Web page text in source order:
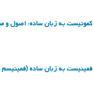
کمونیست به زبان ساده: اصول و
فمینیست به زبان ساده